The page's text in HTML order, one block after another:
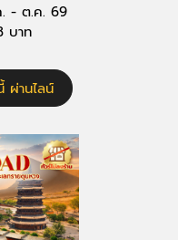
. - ต.ค. 69
บาท
ผ่านไลน์